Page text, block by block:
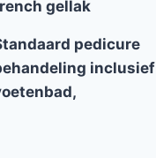
gellak
pedicure
inclusief